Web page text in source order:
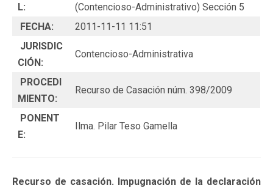
L:
(Contencioso-Administrativo) Sección 5
FECHA:
2011-11-11 11:51
JURISDIC
CIÓN:
Contencioso-Administrativa
PROCEDI
MIENTO:
Recurso de Casación núm. 398/2009
PONENT
E:
Ilma. Pilar Teso Gamella
Recurso de casación. Impugnación de la declaración